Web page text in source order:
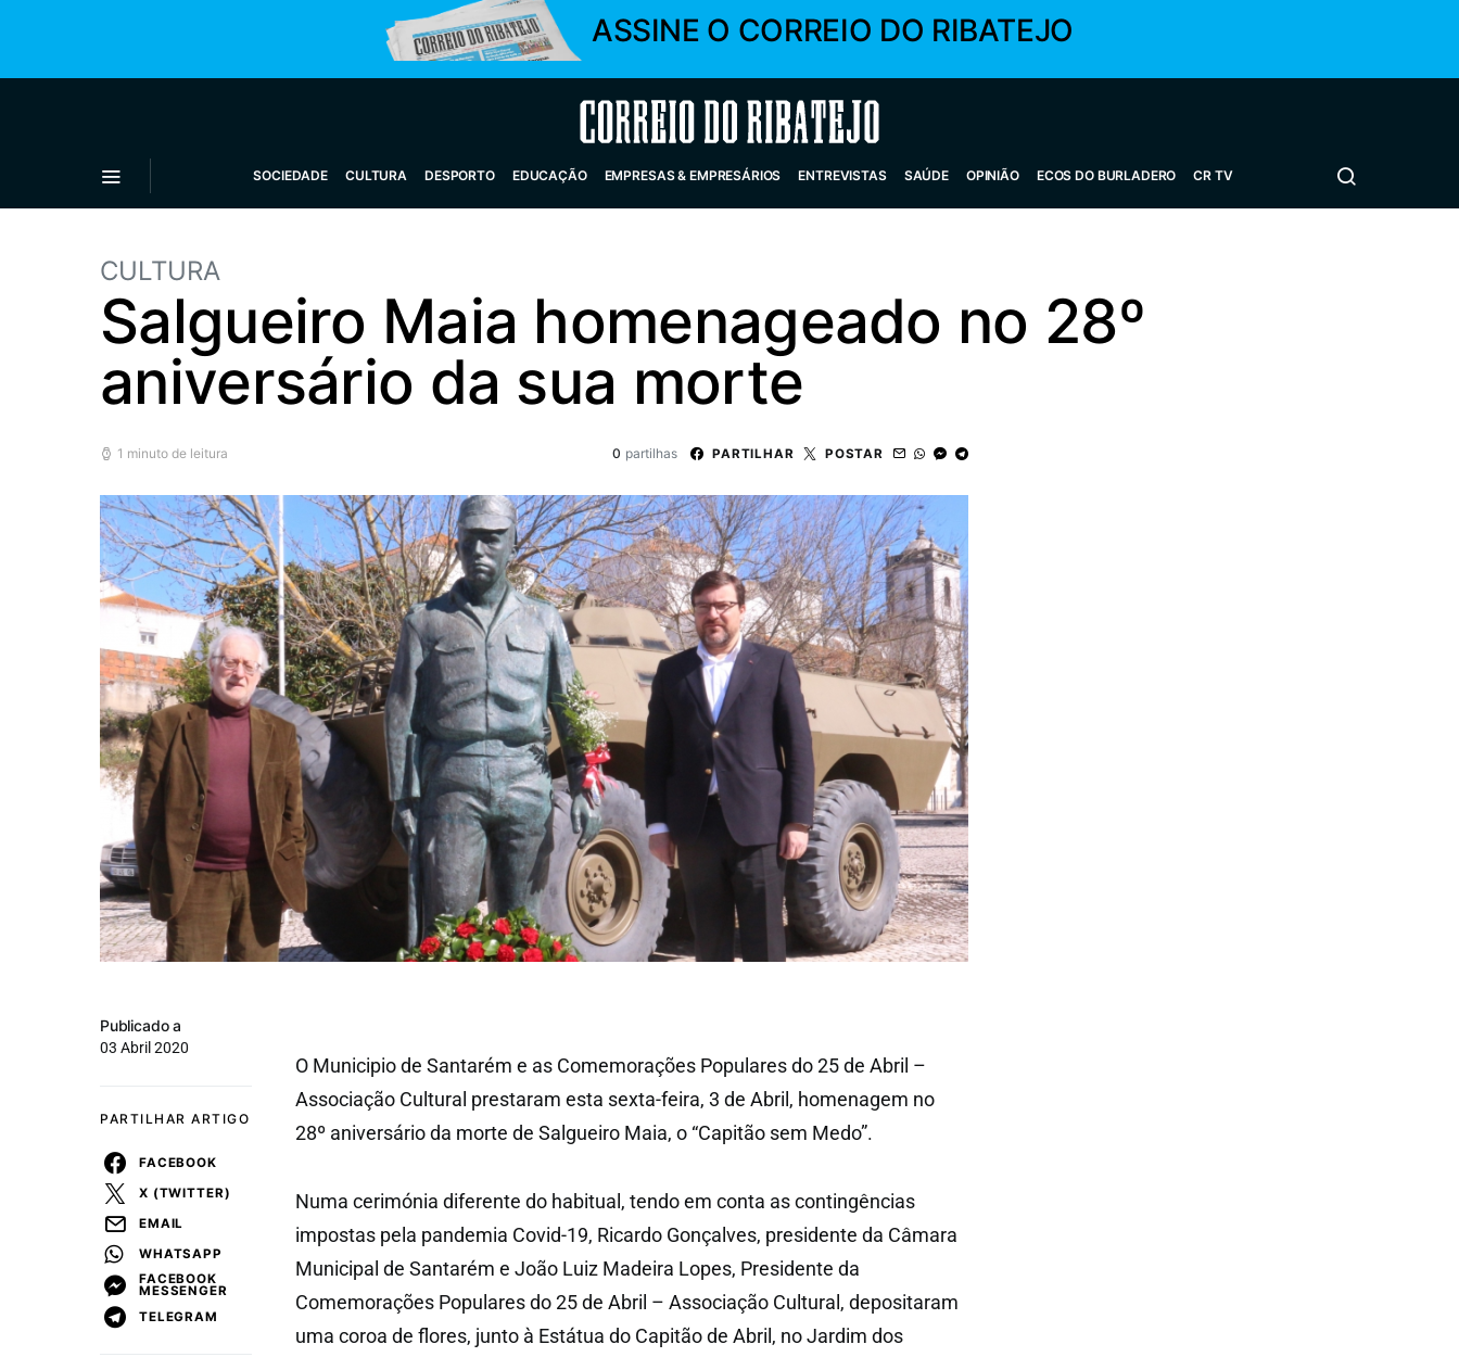
ASSINE O CORREIO DO RIBATEJO
Correio do Ribatejo
SOCIEDADE CULTURA DESPORTO EDUCAÇÃO EMPRESAS & EMPRESÁRIOS ENTREVISTAS SAÚDE OPINIÃO ECOS DO BURLADERO CR TV
CULTURA
Salgueiro Maia homenageado no 28º
aniversário da sua morte
1 minuto de leitura 0 partilhas PARTILHAR POSTAR
Publicado a
03 Abril 2020
PARTILHAR ARTIGO
FACEBOOK
X (TWITTER)
EMAIL
WHATSAPP
FACEBOOK
MESSENGER
TELEGRAM
O Municipio de Santarém e as Comemorações Populares do 25 de Abril –
Associação Cultural prestaram esta sexta-feira, 3 de Abril, homenagem no
28º aniversário da morte de Salgueiro Maia, o “Capitão sem Medo”.
Numa cerimónia diferente do habitual, tendo em conta as contingências
impostas pela pandemia Covid-19, Ricardo Gonçalves, presidente da Câmara
Municipal de Santarém e João Luiz Madeira Lopes, Presidente da
Comemorações Populares do 25 de Abril – Associação Cultural, depositaram
uma coroa de flores, junto à Estátua do Capitão de Abril, no Jardim dos